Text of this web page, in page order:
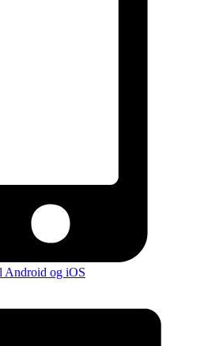
Android og iOS